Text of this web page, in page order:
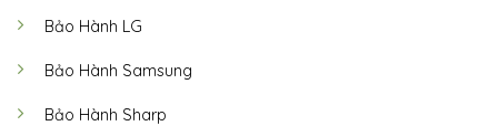
Bảo Hành LG
Bảo Hành Samsung
Bảo Hành Sharp